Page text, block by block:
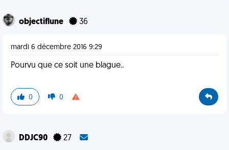
objectiflune 36
mardi 6 décembre 2016 9:29
Pourvu que ce soit une blague..
0 0
DDJC90 27